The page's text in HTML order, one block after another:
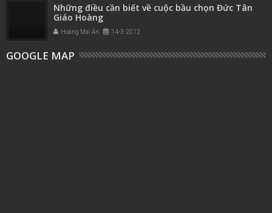
Những điều cần biết về cuộc bầu chọn Đức Tân
Giáo Hoàng
Hoàng Mai An 14-3-2012
GOOGLE MAP